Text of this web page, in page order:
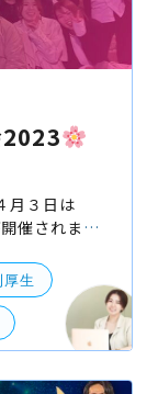
催されまし
会（社内で
厚生